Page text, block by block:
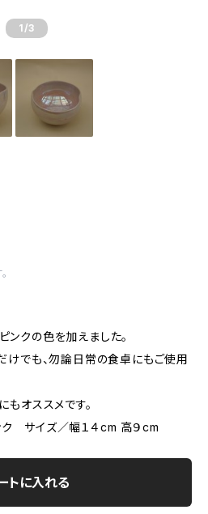
1 /3
クの色を加えました。
けでも、勿論日常の食卓にもご使用
もオススメです。
サイズ／幅１４cm 高９cm
トに入れる